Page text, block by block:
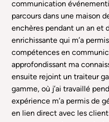
communication
parcours dans une maison
enchères pendant un an et
enrichissante qui m’a
compétences en
approfondissant ma
ensuite rejoint un traiteur
gamme, où j’ai travaillé
expérience m’a permis de
en lien direct avec les